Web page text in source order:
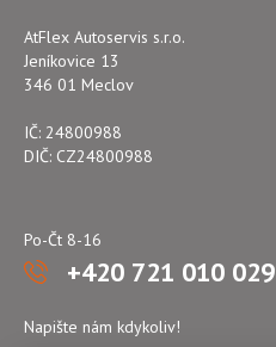
AtFlex Autoservis s.r.o.
Jeníkovice 13
346 01 Meclov
IČ: 24800988
DIČ: CZ24800988
Po-Čt 8-16
+420 721 010 029
Napište nám kdykoliv!